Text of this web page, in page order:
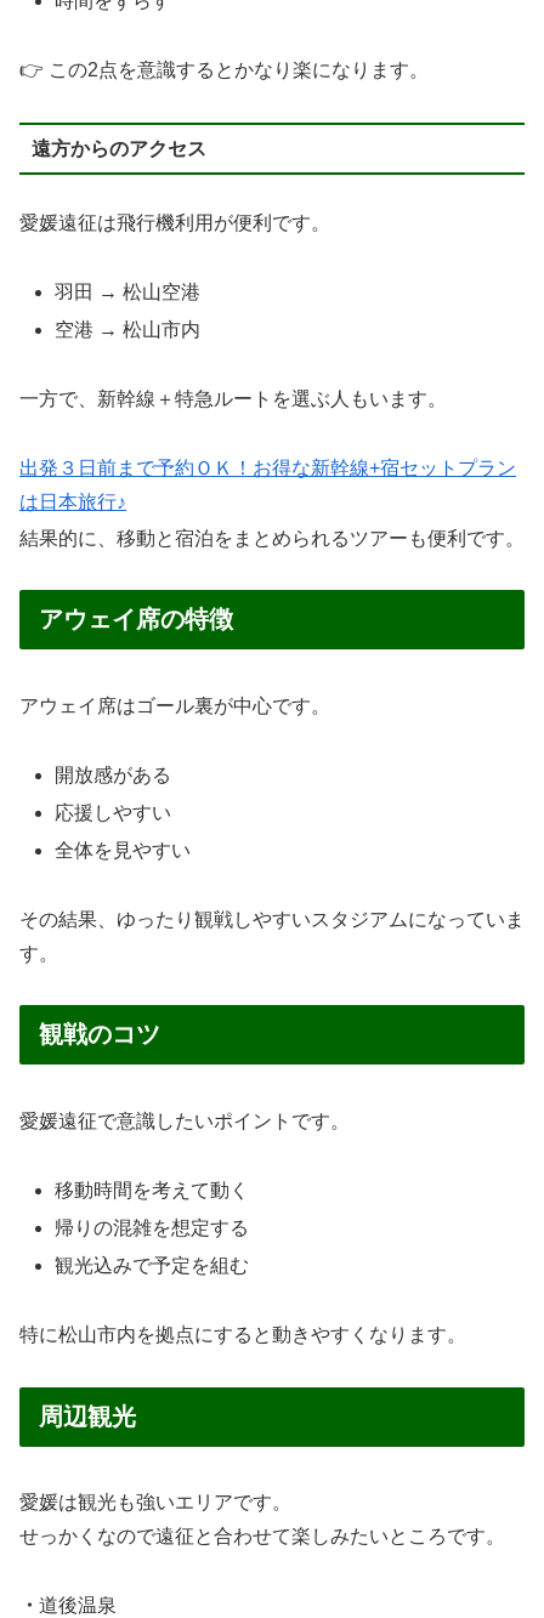
👉 この2点を意識するとかなり楽になります。
遠方からのアクセス
愛媛遠征は飛行機利用が便利です。
羽田 → 松山空港
空港 → 松山市内
一方で、新幹線＋特急ルートを選ぶ人もいます。
出発３日前まで予約ＯＫ！お得な新幹線+宿セットプラン
は日本旅行♪
結果的に、移動と宿泊をまとめられるツアーも便利です。
アウェイ席の特徴
アウェイ席はゴール裏が中心です。
開放感がある
応援しやすい
全体を見やすい
その結果、ゆったり観戦しやすいスタジアムになっていま
す。
観戦のコツ
愛媛遠征で意識したいポイントです。
移動時間を考えて動く
帰りの混雑を想定する
観光込みで予定を組む
特に松山市内を拠点にすると動きやすくなります。
周辺観光
愛媛は観光も強いエリアです。
せっかくなので遠征と合わせて楽しみたいところです。
・ 道後温泉